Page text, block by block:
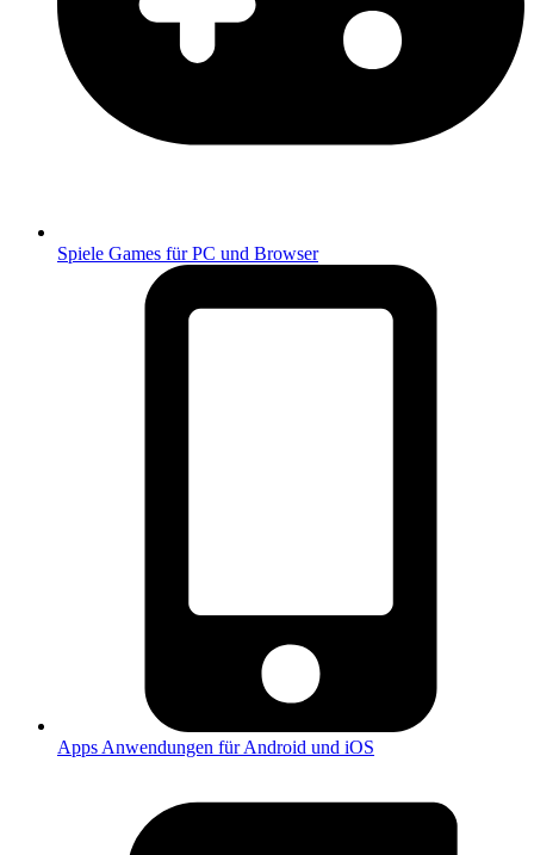
Spiele Games für PC und Browser
Apps Anwendungen für Android und iOS